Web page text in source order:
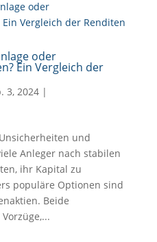
oder
Ein Vergleich der
3, 2024|
und
Anleger nach stabilen
ihr Kapital zu
populäre Optionen sind
Beide